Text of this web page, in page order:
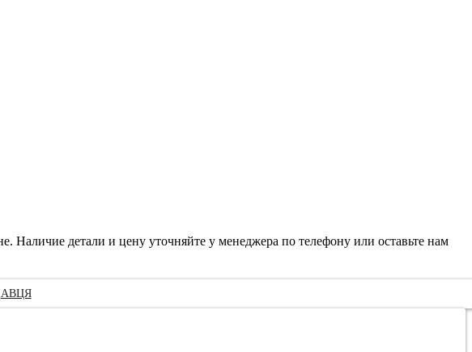
Наличие детали и цену уточняйте у менеджера по телефону или оставьте нам